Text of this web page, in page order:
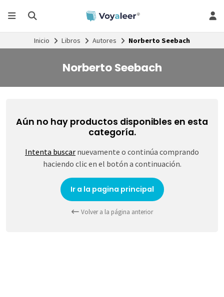
Inicio Libros Autores Norberto Seebach
Norberto Seebach
Aún no hay productos disponibles en esta
categoría.
Intenta buscar nuevamente o continúa comprando
haciendo clic en el botón a continuación.
Ir a la pagina principal
Volver a la página anterior